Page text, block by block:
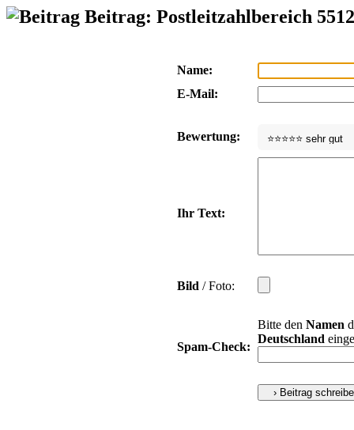
Beitrag: Postleitzahlbereich
Name:
E-Mail:
Bewertung:
Ihr Text:
Bild / Foto:
Spam-Check:
Bitte den Namen
Deutschland